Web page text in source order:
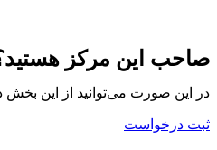
صاحب این مرکز
در این صورت می‌توانید از این
ثبت درخواست